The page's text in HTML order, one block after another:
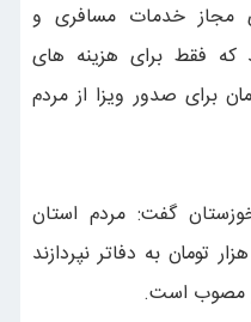
مجاز خدمات مسافری و
که فقط برای هزینه های
مبلغ ۱۵ هزار تومان برای صدور ویزا از مردم
گفت: مردم استان
خوزستان مبلغی بیش از مبلغ ۱۵ هزار تومان به دفاتر نپردازند
و مصوب است.